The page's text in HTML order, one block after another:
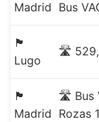
Madrid Bus
🏴
Lugo
🛣️
🏴
Madrid
🛣️ Bus
Rozas